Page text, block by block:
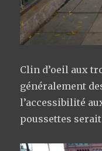
Clin d’oeil aux
généralement
l’accessibilité
poussettes